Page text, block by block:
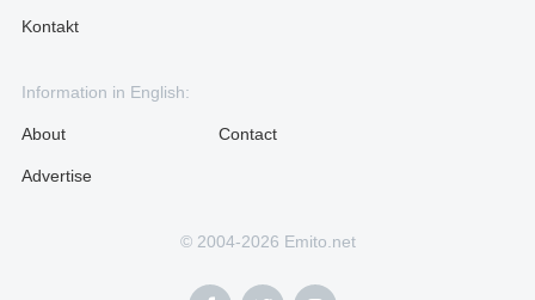
Kontakt
Information in English:
About
Advertise
Contact
© 2004-2026 Emito.net